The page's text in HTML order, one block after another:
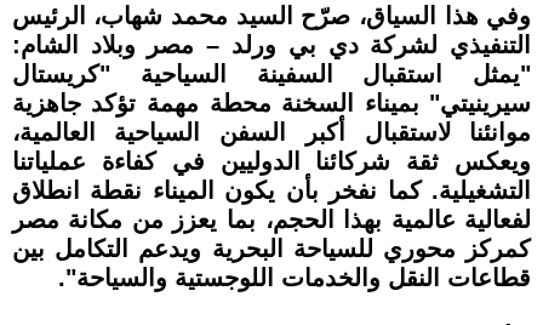
وفي هذا السياق، صرّح السيد محمد شهاب، الرئيس
التنفيذي لشركة دي بي ورلد – مصر وبلاد الشام:
"يمثل استقبال السفينة السياحية "كريستال
سيرينيتي" بميناء السخنة محطة مهمة تؤكد جاهزية
موانئنا لاستقبال أكبر السفن السياحية العالمية،
ويعكس ثقة شركائنا الدوليين في كفاءة عملياتنا
التشغيلية. كما نفخر بأن يكون الميناء نقطة انطلاق
لفعالية عالمية بهذا الحجم، بما يعزز من مكانة مصر
كمركز محوري للسياحة البحرية ويدعم التكامل بين
قطاعات النقل والخدمات اللوجستية والسياحة".